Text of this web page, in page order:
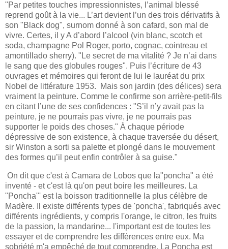
"Par petites touches impressionnistes, l’animal blessé
reprend goût à la vie... L’art devient l’un des trois dérivatifs à
son "Black dog", surnom donné à son cafard, son mal de
vivre. Certes, il y A d’abord l’alcool (vin blanc, scotch et
soda, champagne Pol Roger, porto, cognac, cointreau et
amontillado sherry). "Le secret de ma vitalité ? Je n’ai dans
le sang que des globules rouges". Puis l’écriture de 43
ouvrages et mémoires qui feront de lui le lauréat du prix
Nobel de littérature 1953. Mais son jardin (des délices) sera
vraiment la peinture. Comme le confirme son arrière-petit-fils
en citant l’une de ses confidences : "S’il n’y avait pas la
peinture, je ne pourrais pas vivre, je ne pourrais pas
supporter le poids des choses." À chaque période
dépressive de son existence, à chaque traversée du désert,
sir Winston a sorti sa palette et plongé dans le mouvement
des formes qu’il peut enfin contrôler à sa guise."
On dit que c'est à Camara de Lobos que la"poncha" a été
inventé - et c'est là qu'on peut boire les meilleures. La
"Poncha"' est la boisson traditionnelle la plus célèbre de
Madère. Il existe différents types de 'poncha', fabriqués avec
différents ingrédients, y compris l'orange, le citron, les fruits
de la passion, la mandarine... l'important est de toutes les
essayer et de comprendre les différences entre eux. Ma
sobriété m'a empêché de tout comprendre. La Poncha est